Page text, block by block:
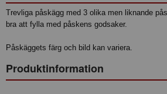
Trevliga påskägg med 3 olika men liknande
bra att fylla med påskens godsaker.
Påskäggets färg och bild kan variera.
Produktinformation